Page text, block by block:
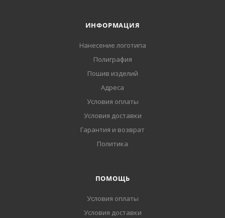
ИНФОРМАЦИЯ
Нанесение логотипа
Полиграфия
Пошив изделий
Адреса
Условия оплаты
Условия доставки
Гарантия и возврат
Политика
ПОМОЩЬ
Условия оплаты
Условия доставки